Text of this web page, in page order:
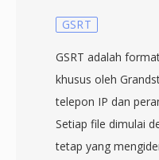
GSRT
GSRT adalah
khusus oleh
telepon IP dan
Setiap file dimulai
tetap yang